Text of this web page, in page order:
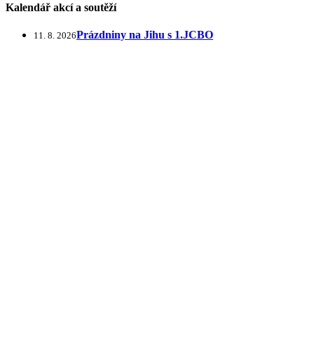
Kalendář akcí a soutěží
11. 8. 2026Prázdniny na Jihu s 1.JCBO